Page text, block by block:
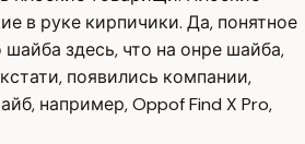
в руке кирпичики. Да, понятное
здесь, что на онре шайба,
появились компании,
например, Oppof Find X Pro,